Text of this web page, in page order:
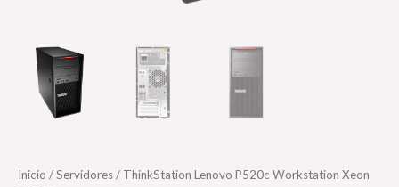
Inicio /Servidores/ ThinkStation Lenovo P520c Workstation Xeon